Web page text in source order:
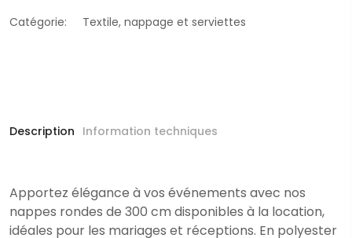
Catégorie: Textile, nappage et serviettes
Description Information techniques
Apportez élégance à vos événements avec nos
nappes rondes de 300 cm disponibles à la location,
idéales pour les mariages et réceptions. En polyester